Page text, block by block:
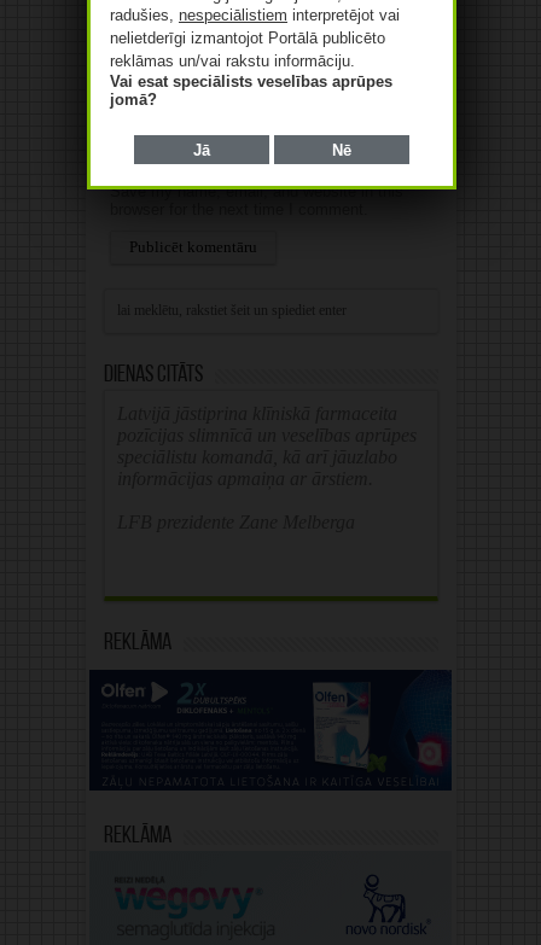
E-pasts
Web
Save my name, email, and website in this
Dienas citāts
Reklāma
Reklāma
radušies, nespeciālistiem interpretējot vai
nelietderīgi izmantojot Portālā publicēto
reklāmas un/vai rakstu informāciju.
Vai esat speciālists veselības aprūpes
jomā?
Jā Nē